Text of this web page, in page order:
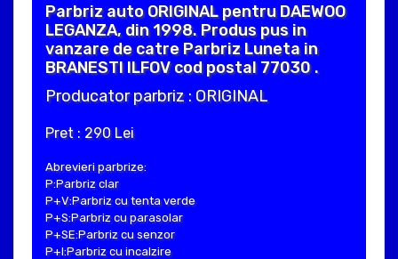
Parbriz auto ORIGINAL pentru DAEWOO
LEGANZA, din 1998. Produs pus in
vanzare de catre Parbriz Luneta in
BRANESTI ILFOV cod postal 77030 .
Producator parbriz : ORIGINAL
Pret : 290 Lei
Abrevieri parbrize:
P:Parbriz clar
P+V:Parbriz cu tenta verde
P+S:Parbriz cu parasolar
P+SE:Parbriz cu senzor
P+I:Parbriz cu incalzire